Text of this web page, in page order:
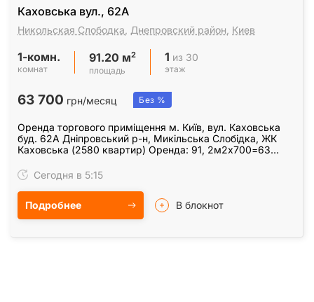
Каховська вул., 62А
Никольская Слободка, Днепровский район, Киев
1-комн.
комнат
91.20 м2
площадь
1 из 30
этаж
63 700 грн/месяц Без %
Оренда торгового приміщення м. Київ, вул. Каховська
буд. 62А Дніпровський р-н, Микільська Слобідка, ЖК
Каховська (2580 квартир) Оренда: 91, 2м2х700=63
Сегодня в 5:15
Подробнее В блокнот